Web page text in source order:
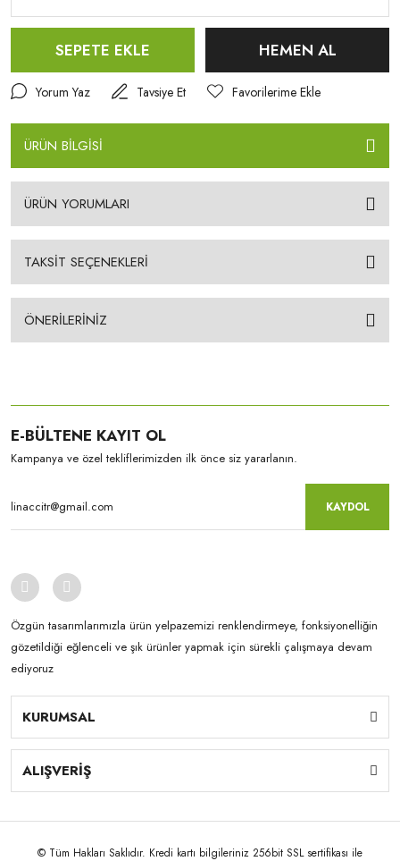
SEPETE EKLE HEMEN AL
Yorum Yaz Tavsiye Et
ÜRÜN BİLGİSİ
ÜRÜN YORUMLARI
TAKSİT SEÇENEKLERİ
ÖNERİLERİNİZ
E-BÜLTENE KAYIT OL
Kampanya ve özel tekliflerimizden ilk önce siz yararlanın.
KAYDOL
Özgün tasarımlarımızla ürün yelpazemizi renklendirmeye, fonksiyonelliğin
gözetildiği eğlenceli ve şık ürünler yapmak için sürekli çalışmaya devam
ediyoruz
KURUMSAL
ALIŞVERİŞ
© Tüm Hakları Saklıdır. Kredi kartı bilgileriniz 256bit SSL sertifikası ile